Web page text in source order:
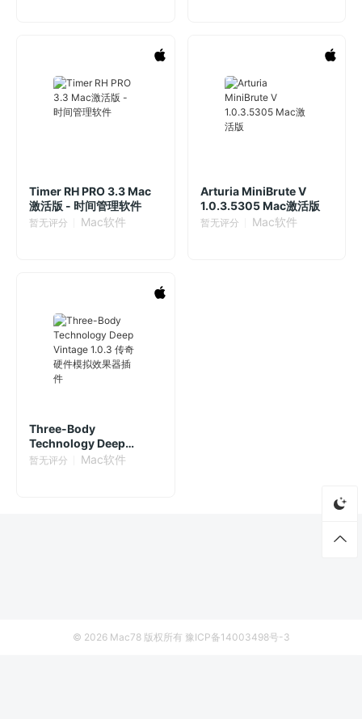
Timer RH PRO 3.3 Mac
激活版 - 时间管理软件
暂无评分 Mac软件
Arturia MiniBrute V
1.0.3.5305 Mac激活版
暂无评分 Mac软件
Three-Body
Technology Deep
Vintage 1.0.3 传奇硬件模
暂无评分 Mac软件
© 2026 Mac78版权所有 豫ICP备14003498号-3